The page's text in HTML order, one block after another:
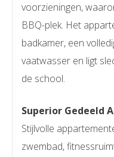
voorzieningen,
BBQ-plek. Het
badkamer, een
vaatwasser en ligt
de school.
Superior Gedeeld
Stijlvolle
zwembad,